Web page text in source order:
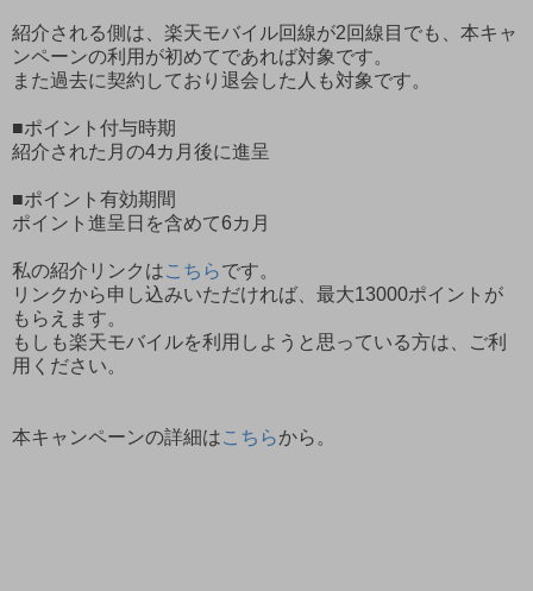
紹介される側は、楽天モバイル回線が2回線目でも、本キャ
ンペーンの利用が初めてであれば対象です。
また過去に契約しており退会した人も対象です。
■ポイント付与時期
紹介された月の4カ月後に進呈
■ポイント有効期間
ポイント進呈日を含めて6カ月
私の紹介リンクはこちらです。
リンクから申し込みいただければ、最大13000ポイントが
もらえます。
もしも楽天モバイルを利用しようと思っている方は、ご利
用ください。
本キャンペーンの詳細はこちらから。